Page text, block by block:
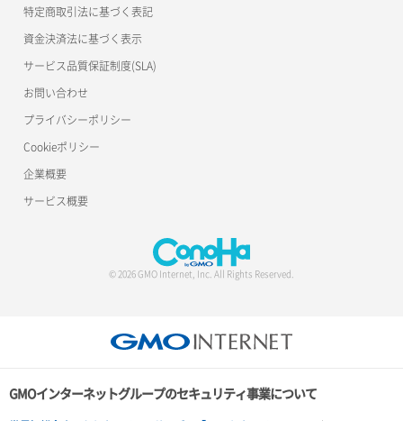
特定商取引法に基づく表記
資金決済法に基づく表示
サービス品質保証制度(SLA)
お問い合わせ
プライバシーポリシー
Cookieポリシー
企業概要
サービス概要
© 2026 GMO Internet, Inc. All Rights Reserved.
GMOインターネットグループのセキュリティ事業について